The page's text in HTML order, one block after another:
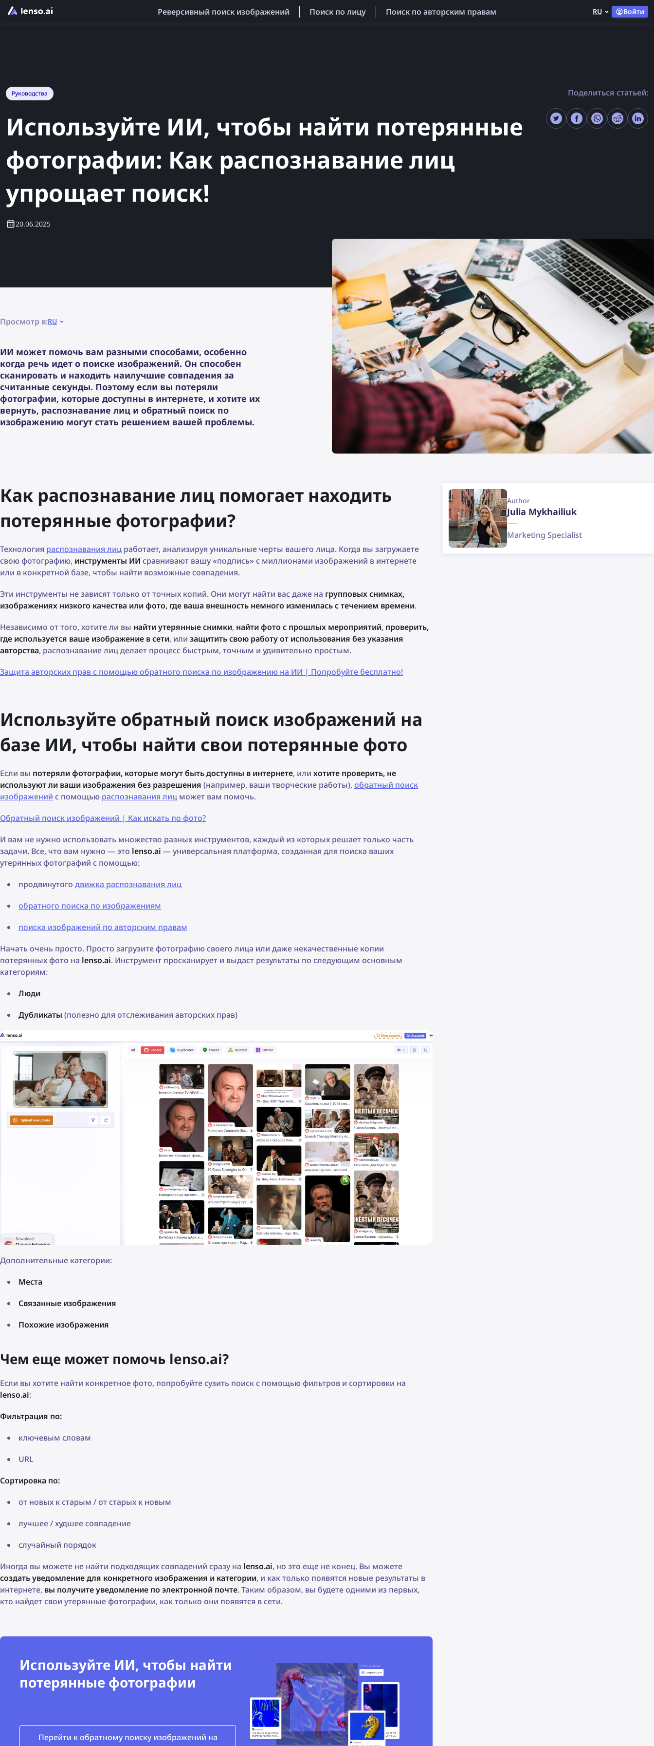
Реверсивный поиск изображений Поиск по лицу Поиск по авторским правам RU Войти
Руководства
Используйте ИИ, чтобы найти потерянные
фотографии: Как распознавание лиц
упрощает поиск!
20.06.2025
Поделиться статьей:
Просмотр в:RU
ИИ может помочь вам разными способами, особенно
когда речь идет о поиске изображений. Он способен
сканировать и находить наилучшие совпадения за
считанные секунды. Поэтому если вы потеряли
фотографии, которые доступны в интернете, и хотите их
вернуть, распознавание лиц и обратный поиск по
изображению могут стать решением вашей проблемы.
Как распознавание лиц помогает находить
потерянные фотографии?
Технология распознавания лиц работает, анализируя уникальные черты вашего лица. Когда вы загружаете
свою фотографию, инструменты ИИ сравнивают вашу «подпись» с миллионами изображений в интернете
или в конкретной базе, чтобы найти возможные совпадения.
Эти инструменты не зависят только от точных копий. Они могут найти вас даже на групповых снимках,
изображениях низкого качества или фото, где ваша внешность немного изменилась с течением времени.
Независимо от того, хотите ли вы найти утерянные снимки, найти фото с прошлых мероприятий, проверить,
где используется ваше изображение в сети, или защитить свою работу от использования без указания
авторства, распознавание лиц делает процесс быстрым, точным и удивительно простым.
Защита авторских прав с помощью обратного поиска по изображению на ИИ | Попробуйте бесплатно!
Используйте обратный поиск изображений на
базе ИИ, чтобы найти свои потерянные фото
Если вы потеряли фотографии, которые могут быть доступны в интернете, или хотите проверить, не
используют ли ваши изображения без разрешения (например, ваши творческие работы), обратный поиск
изображений с помощью распознавания лиц может вам помочь.
Обратный поиск изображений | Как искать по фото?
И вам не нужно использовать множество разных инструментов, каждый из которых решает только часть
задачи. Все, что вам нужно — это lenso.ai — универсальная платформа, созданная для поиска ваших
утерянных фотографий с помощью:
продвинутого движка распознавания лиц
обратного поиска по изображениям
поиска изображений по авторским правам
Начать очень просто. Просто загрузите фотографию своего лица или даже некачественные копии
потерянных фото на lenso.ai. Инструмент просканирует и выдаст результаты по следующим основным
категориям:
Люди
Дубликаты (полезно для отслеживания авторских прав)
Дополнительные категории:
Места
Связанные изображения
Похожие изображения
Чем еще может помочь lenso.ai?
Если вы хотите найти конкретное фото, попробуйте сузить поиск с помощью фильтров и сортировки на
lenso.ai:
Фильтрация по:
ключевым словам
URL
Сортировка по:
от новых к старым / от старых к новым
лучшее / худшее совпадение
случайный порядок
Иногда вы можете не найти подходящих совпадений сразу на lenso.ai, но это еще не конец. Вы можете
создать уведомление для конкретного изображения и категории, и как только появятся новые результаты в
интернете, вы получите уведомление по электронной почте. Таким образом, вы будете одними из первых,
кто найдет свои утерянные фотографии, как только они появятся в сети.
Используйте ИИ, чтобы найти
потерянные фотографии
Перейти к обратному поиску изображений на
Author
Julia Mykhailiuk
Marketing Specialist